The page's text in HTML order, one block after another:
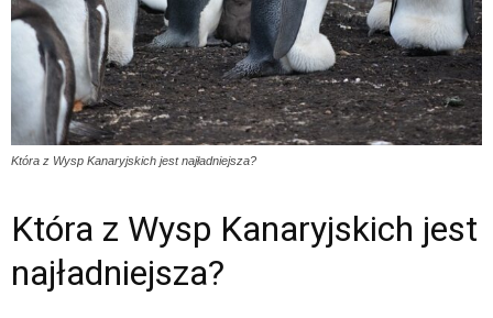
Która z Wysp Kanaryjskich jest najładniejsza?
Która z Wysp Kanaryjskich jest
najładniejsza?